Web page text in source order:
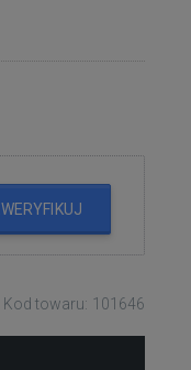
Kod towaru: 101646